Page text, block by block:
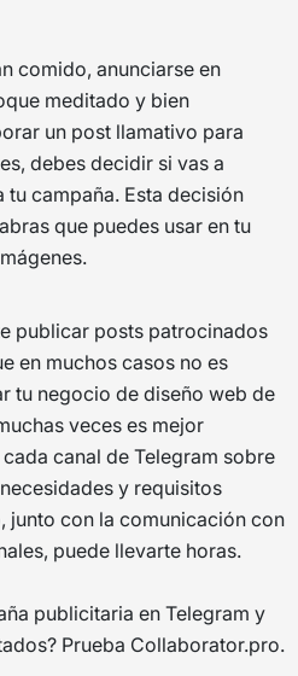
comido, anunciarse en
meditado y bien
un post llamativo para
debes decidir si vas a
campaña. Esta decisión
que puedes usar en tu
publicar posts patrocinados
en muchos casos no es
tu negocio de diseño web de
veces es mejor
canal de Telegram sobre
y requisitos
junto con la comunicación con
puede llevarte horas.
publicitaria en Telegram y
Prueba Collaborator.pro.